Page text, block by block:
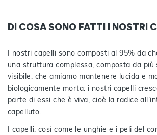
DI COSA SONO FATTI I NOSTRI
I nostri capelli sono composti al 95% da
una struttura complessa, composta da
visibile, che amiamo mantenere lucida e
biologicamente morta: i nostri capelli
parte di essi che è viva, cioè la radice
capelluto.
I capelli, così come le unghie e i peli del